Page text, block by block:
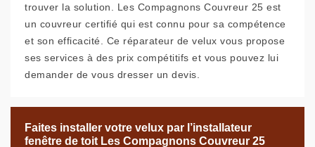
trouver la solution. Les Compagnons Couvreur 25 est
un couvreur certifié qui est connu pour sa compétence
et son efficacité. Ce réparateur de velux vous propose
ses services à des prix compétitifs et vous pouvez lui
demander de vous dresser un devis.
Faites installer votre velux par l’installateur
fenêtre de toit Les Compagnons Couvreur 25